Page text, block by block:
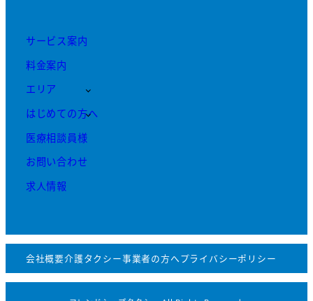
サービス案内
料金案内
エリア
はじめての方へ
医療相談員様
お問い合わせ
求人情報
会社概要介護タクシー事業者の方へプライバシーポリシー